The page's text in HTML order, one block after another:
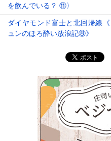
を飲んでいる？ ⑪〉
ダイヤモンド富士と北回帰線
ュンのほろ酔い放浪記⑧》